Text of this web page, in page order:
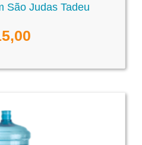
São Judas Tadeu